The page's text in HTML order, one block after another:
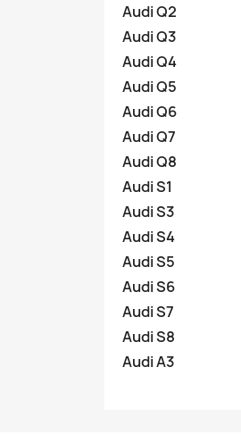
Audi Q2
Audi Q3
Audi Q4
Audi Q5
Audi Q6
Audi Q7
Audi Q8
Audi S1
Audi S3
Audi S4
Audi S5
Audi S6
Audi S7
Audi S8
Audi A3